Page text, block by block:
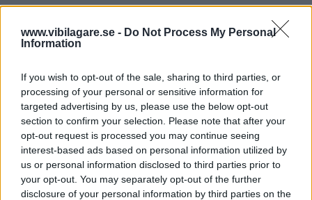
www.vibilagare.se - Do Not Process My Personal
Information
If you wish to opt-out of the sale, sharing to third parties, or
processing of your personal or sensitive information for
targeted advertising by us, please use the below opt-out
section to confirm your selection. Please note that after your
opt-out request is processed you may continue seeing
interest-based ads based on personal information utilized by
us or personal information disclosed to third parties prior to
your opt-out. You may separately opt-out of the further
disclosure of your personal information by third parties on the
tillverkats i och importerats från Kina. Tesla har en fabrik i
Shanghai där Tesla Model 3 tillverkas. När EU-
kommisionen först berättade om punktskattenflaggade
den amerikanska elbilstillverkaren direktatt de antagligen
skulle tvingas höja priset på Model 3 på grund av
eventuella strafftullar. Modellen säljs som bekant i Sverige
och i Europa.